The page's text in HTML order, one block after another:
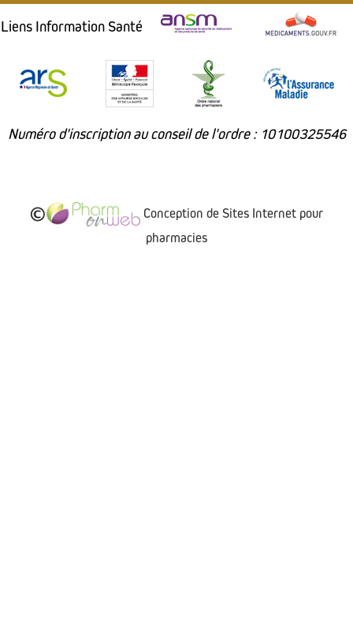
Liens Information Santé
Numéro d'inscription au conseil de l'ordre : 10100325546
Conception de Sites Internet pour
pharmacies